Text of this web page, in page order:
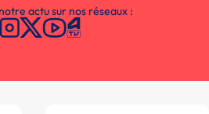
actu sur nos réseaux :